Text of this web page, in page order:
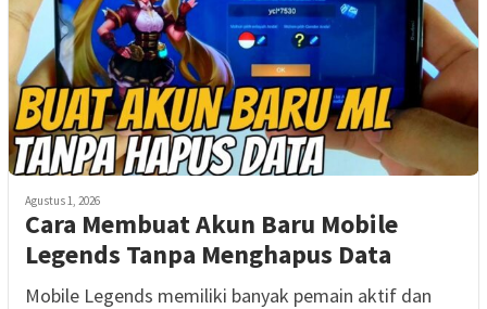
Agustus 1, 2026
Cara Membuat Akun Baru Mobile
Legends Tanpa Menghapus Data
Mobile Legends memiliki banyak pemain aktif dan